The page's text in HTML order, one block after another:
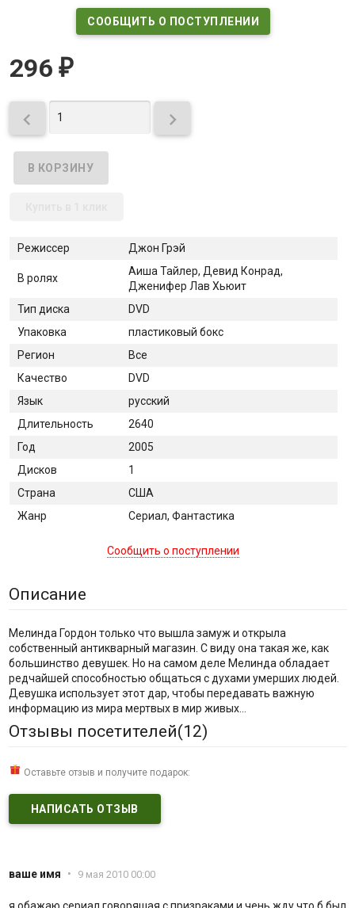
СООБЩИТЬ О ПОСТУПЛЕНИИ
296 ₽
 
Режиссер Джон Грэй
В ролях
Аиша Тайлер, Девид Конрад,
Дженифер Лав Хьюит
Тип диска
DVD
Упаковка
пластиковый бокс
Регион
Все
Качество
DVD
Язык
русский
Длительность
2640
Год
2005
Дисков
1
Страна
США
Жанр
Сериал, Фантастика
Сообщить о поступлении
Описание
Мелинда Гордон только что вышла замуж и открыла
собственный антикварный магазин. С виду она такая же, как
большинство девушек. Но на самом деле Мелинда обладает
редчайшей способностью общаться с духами умерших людей.
Девушка использует этот дар, чтобы передавать важную
информацию из мира мертвых в мир живых...
Отзывы посетителей(12)
Оставьте отзыв и получите подарок:
НАПИСАТЬ ОТЗЫВ
ваше имя • 9 мая 2010 00:00